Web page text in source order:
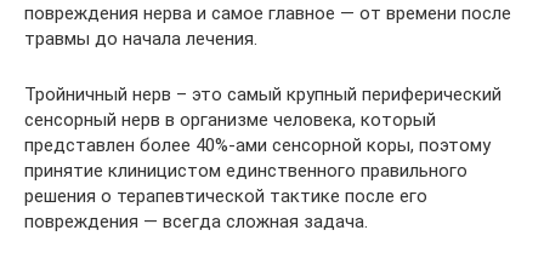
повреждения нерва и самое главное — от времени после
травмы до начала лечения.
Тройничный нерв – это самый крупный периферический
сенсорный нерв в организме человека, который
представлен более 40%-ами сенсорной коры, поэтому
принятие клиницистом единственного правильного
решения о терапевтической тактике после его
повреждения — всегда сложная задача.